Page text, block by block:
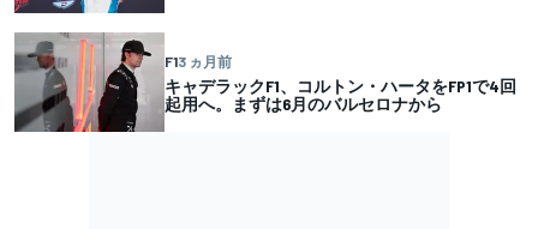
F13 ヵ月前
キャデラックF1、コルトン・ハータをFP1で4回
起用へ。まずは6月のバルセロナから